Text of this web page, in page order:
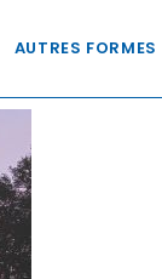
AUTRES FORMES